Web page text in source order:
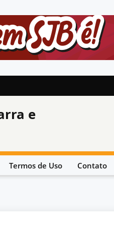
e
Termos de Uso Contato